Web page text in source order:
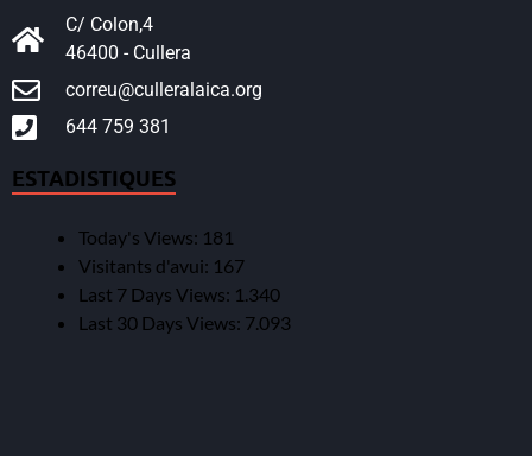
C/ Colon,4
46400 - Cullera
correu@culleralaica.org
644 759 381
ESTADISTIQUES
Today's Views: 181
Visitants d'avui: 167
Last 7 Days Views: 1.340
Last 30 Days Views: 7.093